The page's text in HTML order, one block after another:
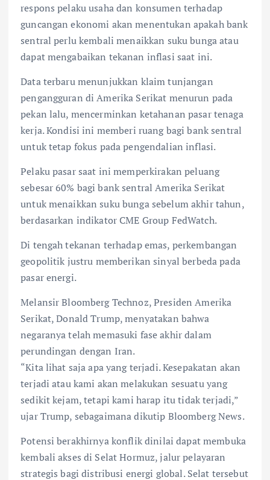
respons pelaku usaha dan konsumen terhadap
guncangan ekonomi akan menentukan apakah bank
sentral perlu kembali menaikkan suku bunga atau
dapat mengabaikan tekanan inflasi saat ini.
Data terbaru menunjukkan klaim tunjangan
pengangguran di Amerika Serikat menurun pada
pekan lalu, mencerminkan ketahanan pasar tenaga
kerja. Kondisi ini memberi ruang bagi bank sentral
untuk tetap fokus pada pengendalian inflasi.
Pelaku pasar saat ini memperkirakan peluang
sebesar 60% bagi bank sentral Amerika Serikat
untuk menaikkan suku bunga sebelum akhir tahun,
berdasarkan indikator CME Group FedWatch.
Di tengah tekanan terhadap emas, perkembangan
geopolitik justru memberikan sinyal berbeda pada
pasar energi.
Melansir Bloomberg Technoz, Presiden Amerika
Serikat, Donald Trump, menyatakan bahwa
negaranya telah memasuki fase akhir dalam
perundingan dengan Iran.
“Kita lihat saja apa yang terjadi. Kesepakatan akan
terjadi atau kami akan melakukan sesuatu yang
sedikit kejam, tetapi kami harap itu tidak terjadi,”
ujar Trump, sebagaimana dikutip Bloomberg News.
Potensi berakhirnya konflik dinilai dapat membuka
kembali akses di Selat Hormuz, jalur pelayaran
strategis bagi distribusi energi global. Selat tersebut